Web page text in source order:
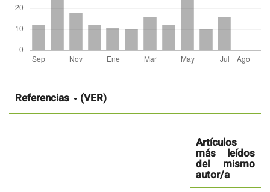
artículo
Referencias (VER)
Artículos
más leídos
del mismo
autor/a